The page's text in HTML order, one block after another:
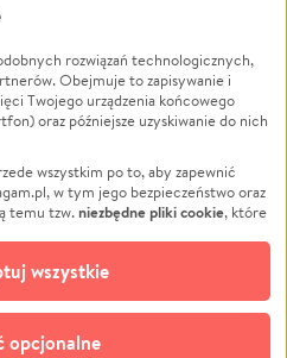
Powódź
Wichura
NGO
Edukacja
Podróż
Impreza
Ochrona środowiska
Biznes
rozwiązań technologicznych,
Obejmuje to zapisywanie i
Twojego urządzenia końcowego
oraz późniejsze uzyskiwanie do nich
wszystkim po to, aby zapewnić
w tym jego bezpieczeństwo oraz
temu tzw.niezbędne pliki cookie, które
plików cookie
retargetingowych. Możesz wyrazić
W dowolnym momencie masz
stronie „Zarządzaj zgodami cookie”,
Pomagam.pl. Opcjonalne pliki
opcjonalne
wszystkie